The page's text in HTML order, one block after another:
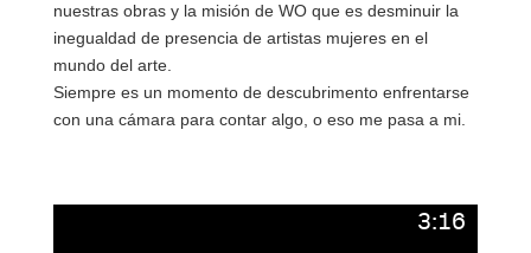
nuestras obras y la misión de WO que es desminuir la
inegualdad de presencia de artistas mujeres en el
mundo del arte.
Siempre es un momento de descubrimento enfrentarse
con una cámara para contar algo, o eso me pasa a mi.